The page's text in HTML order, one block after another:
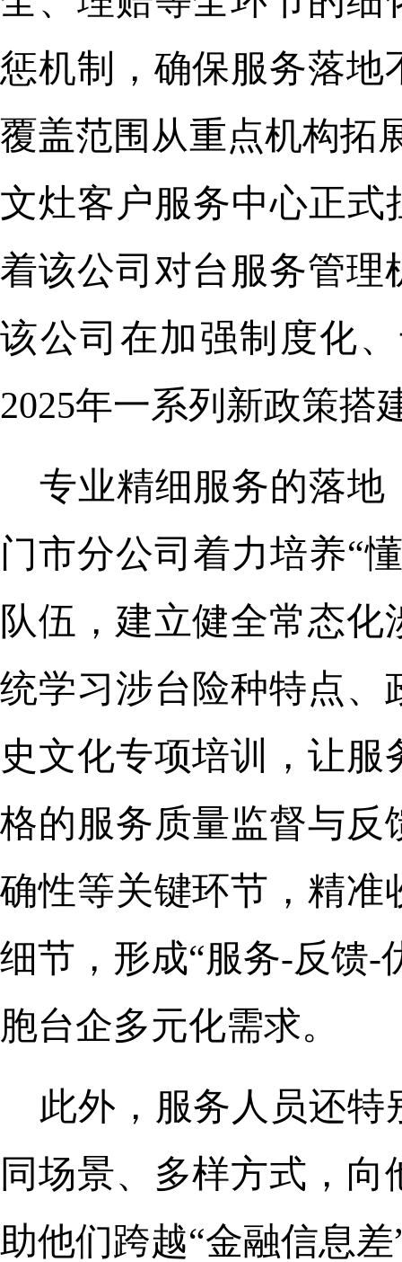
惩机制，确保服务落
覆盖范围从重点机构拓
文灶客户服务中心正式
着该公司对台服务管
该公司在加强制度化
2025年一系列新政策搭
专业精细服务的落地
门市分公司着力培养“
队伍，建立健全常态
统学习涉台险种特点、
史文化专项培训，让
格的服务质量监督与反
确性等关键环节，精准
细节，形成“服务-反馈-
胞台企多元化需求。
此外，服务人员还
同场景、多样方式，
助他们跨越“金融信息差